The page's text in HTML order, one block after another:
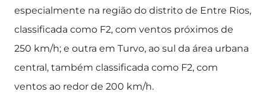
especialmente na região do distrito de Entre Rios,
classificada como F2, com ventos próximos de
250 km/h; e outra em Turvo, ao sul da área urbana
central, também classificada como F2, com
ventos ao redor de 200 km/h.